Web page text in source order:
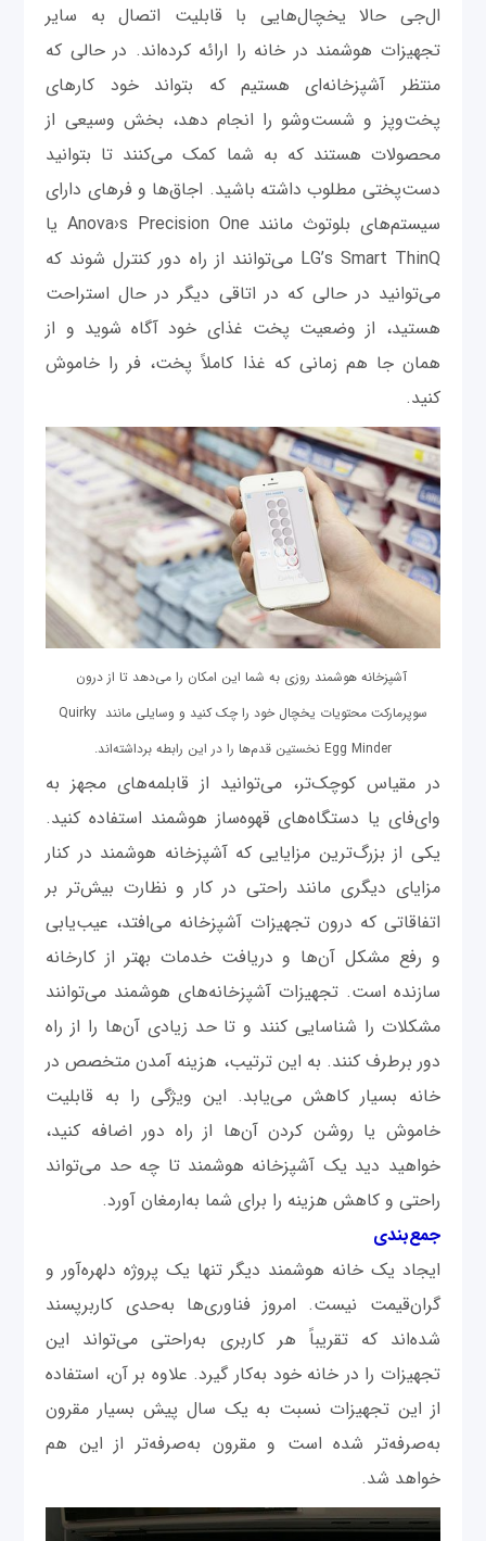
ال‌جی حالا یخچال‌هایی با قابلیت اتصال به سایر
تجهیزات هوشمند در خانه را ارائه کرده‌اند. در حالی که
منتظر آشپزخانه‌ای هستیم که بتواند خود کارهای
پخت‌وپز و شست‌وشو را انجام دهد، بخش وسیعی از
محصولات هستند که به شما کمک می‌کنند تا بتوانید
دست‌پختی مطلوب داشته باشید. اجاق‌ها و فرهای دارای
سیستم‌های بلوتوث مانند Anova›s Precision One یا
LG’s Smart ThinQ می‌توانند از راه دور کنترل شوند که
می‌توانید در حالی که در اتاقی دیگر در حال استراحت
هستید، از وضعیت پخت غذای خود آگاه شوید و از
همان ‌جا هم زمانی که غذا کاملاً پخت، فر را خاموش
کنید.
آشپزخانه هوشمند روزی به شما این امکان را می‌دهد تا از درون
سوپرمارکت محتویات یخچال خود را چک کنید و وسایلی مانند Quirky
Egg Minder نخستین قدم‌ها را در این رابطه برداشته‌اند.
در مقیاس کوچک‌تر، می‌توانید از قابلمه‌های مجهز به
وای‌فای یا دستگاه‌های قهوه‌ساز هوشمند استفاده کنید.
یکی از بزرگ‌ترین مزایایی که آشپزخانه هوشمند در کنار
مزایای دیگری مانند راحتی در کار و نظارت بیش‌تر بر
اتفاقاتی که درون تجهیز‌ات آشپزخانه می‌افتد، عیب‌یابی
و رفع مشکل آن‌ها و دریافت خدمات بهتر از کارخانه
سازنده است. تجهیزات آشپزخانه‌های هوشمند می‌توانند
مشکلات را شناسایی کنند و تا حد زیادی آن‌ها را از راه
دور برطرف کنند. به این ترتیب، هزینه آمدن متخصص در
خانه بسیار کاهش می‌یابد. این ویژگی را به قابلیت
خاموش یا روشن کردن آن‌ها از راه دور اضافه کنید،
خواهید دید یک آشپزخانه هوشمند تا چه حد می‌تواند
راحتی و کاهش هزینه را برای شما به‌ارمغان آورد.
جمع‌بندی
ایجاد یک خانه هوشمند دیگر تنها یک پروژه دلهره‌آور و
گران‌قیمت نیست. امروز فناوری‌ها به‌حدی کاربرپسند
شده‌اند که تقریباً هر کاربری به‌راحتی می‌تواند این
تجهیزات را در خانه خود به‌کار گیرد. علاوه بر آن، استفاده
از این تجهیزات نسبت به یک سال پیش بسیار مقرون
‌به‌صرفه‌تر شده است و مقرون به‌صرفه‌تر از این هم
خواهد شد.